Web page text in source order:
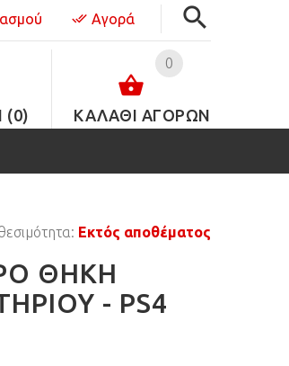
Αγορά
0
ΚΑΛΑΘΙ ΑΓΟΡΩΝ
(0)
Εκτός αποθέματος
ΘΗΚΗ
- PS4